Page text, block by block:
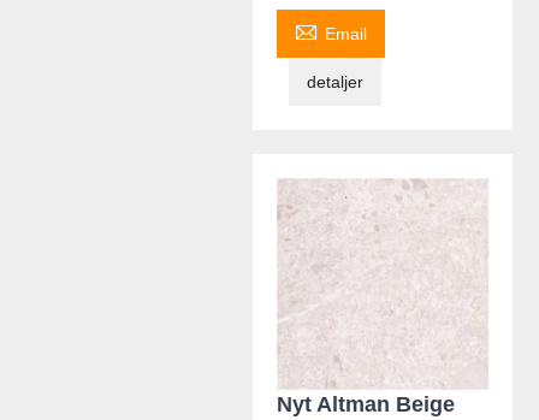
 Email
detaljer
Nyt Altman Beige